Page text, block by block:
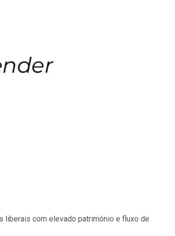
liberais com elevado patrimônio e fluxo de